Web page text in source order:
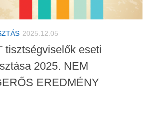
2025.12.05
tisztségviselők eseti
2025. NEM
EREDMÉNY